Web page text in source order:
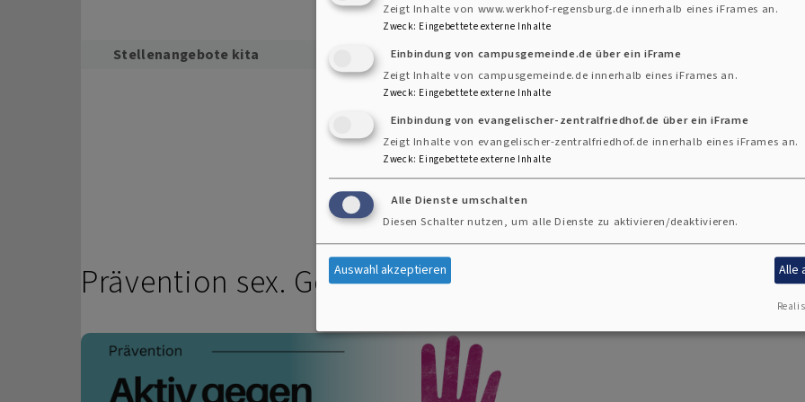
Stellenangebote kita
Prävention sex. Gewalt
Zeigt Inhalte von www.werkhof-regensburg.de innerhalb eines iFrames an.
Zweck: Eingebettete externe Inhalte
Einbindung von campusgemeinde.de über ein iFrame
Zeigt Inhalte von campusgemeinde.de innerhalb eines iFrames an.
Zweck: Eingebettete externe Inhalte
Einbindung von evangelischer-zentralfriedhof.de über ein iFrame
Zeigt Inhalte von evangelischer-zentralfriedhof.de innerhalb eines iFrames an.
Zweck: Eingebettete externe Inhalte
Alle Dienste umschalten
Diesen Schalter nutzen, um alle Dienste zu aktivieren/deaktivieren.
Auswahl akzeptieren Alle